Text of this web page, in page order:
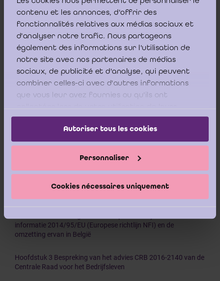
contenu et les annonces, d'offrir des
fonctionnalités relatives aux médias sociaux et
d'analyser notre trafic. Nous partageons
également des informations sur l'utilisation de
notre site avec nos partenaires de médias
sociaux, de publicité et d'analyse, qui peuvent
combiner celles-ci avec d'autres informations
que vous leur avez fournies ou qu'ils ont
services.
Autoriser tous les cookies
Personnaliser
Cookies nécessaires uniquement
Online bestellen
Downloaden
Inhoudsopgave
Executive summary (FR)
Executive summary (EN)
informatie 2014/95/EU (Europese richtlijn NFI) en de
omzetting ervan in België
Hoofdstuk 3 Bespreking van het advies CRB 2016-2140 van de
Centrale Raad voor het Bedrijfsleven